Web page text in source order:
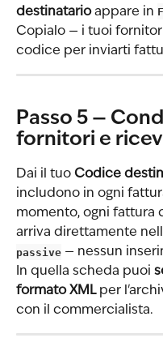
destinatario appare in
Copialo — i tuoi
codice per inviarti
Passo 5 —
fornitori e
Dai il tuo Codice
includono in ogni
momento, ogni fattura
arriva direttamente
passive — nessun
In quella scheda puoi
formato XML per
con il commercialista.